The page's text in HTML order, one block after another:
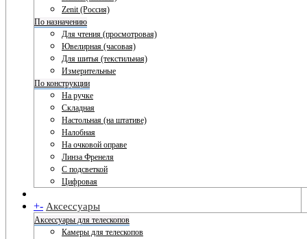
Zenit (Россия)
По назначению
Для чтения (просмотровая)
Ювелирная (часовая)
Для шитья (текстильная)
Измерительные
По конструкции
На ручке
Складная
Настольная (на штативе)
Налобная
На очковой оправе
Линза Френеля
С подсветкой
Цифровая
+- Аксессуары
Аксессуары для телескопов
Камеры для телескопов